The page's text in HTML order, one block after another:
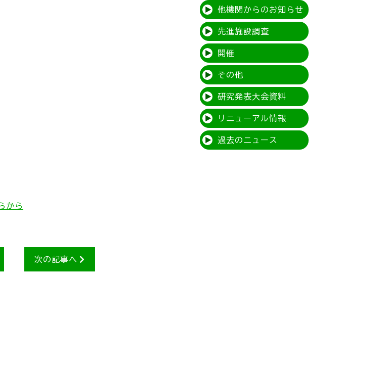
から
次の記事へ
他機関からのお知らせ
先進施設調査
開催
その他
研究発表大会資料
リニューアル情報
過去のニュース